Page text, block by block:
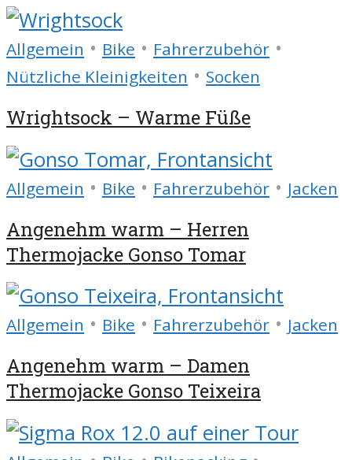
Allgemein • Bike • Fahrerzubehör •
Nützliche Kleinigkeiten • Socken
Wrightsock – Warme Füße
Allgemein • Bike • Fahrerzubehör • Jacken
Angenehm warm – Herren
Thermojacke Gonso Tomar
Allgemein • Bike • Fahrerzubehör • Jacken
Angenehm warm – Damen
Thermojacke Gonso Teixeira